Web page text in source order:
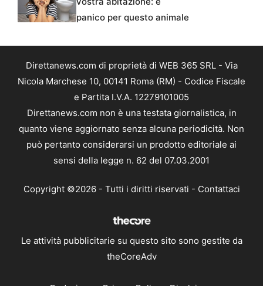
panico per questo animale
Direttanews.com di proprietà di WEB 365 SRL - Via
Nicola Marchese 10, 00141 Roma (RM) - Codice Fiscale
e Partita I.V.A. 12279101005
Direttanews.com non è una testata giornalistica, in
quanto viene aggiornato senza alcuna periodicità. Non
può pertanto considerarsi un prodotto editoriale ai
sensi della legge n. 62 del 07.03.2001
Copyright ©2026 - Tutti i diritti riservati - Contattaci
Le attività pubblicitarie su questo sito sono gestite da
theCoreAdv